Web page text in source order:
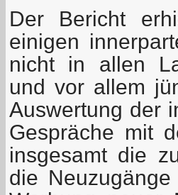
Der Bericht
einigen
nicht in allen
und vor allem
Auswertung der
Gespräche mit
insgesamt die
die